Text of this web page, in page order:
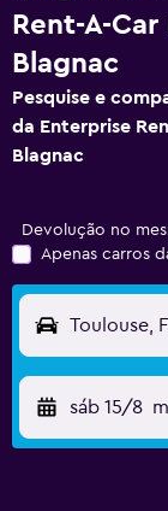
Rent-A-
Blagnac
Pesquise e
da Enterprise
Blagnac
Devolução no
Apenas carros
Toulouse,
sáb 15/8